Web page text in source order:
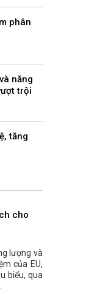
phân
năng
trội
tăng
cho
lượng và
của EU,
biểu, qua